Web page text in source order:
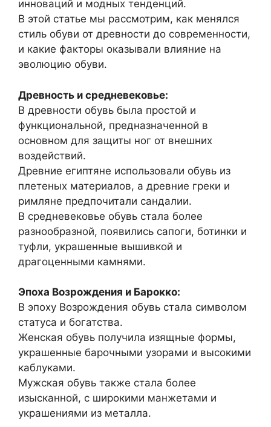
инноваций и модных тенденций.
В этой статье мы рассмотрим, как менялся
стиль обуви от древности до современности,
и какие факторы оказывали влияние на
эволюцию обуви.
Древность и средневековье:
В древности обувь была простой и
функциональной, предназначенной в
основном для защиты ног от внешних
воздействий.
Древние египтяне использовали обувь из
плетеных материалов, а древние греки и
римляне предпочитали сандалии.
В средневековье обувь стала более
разнообразной, появились сапоги, ботинки и
туфли, украшенные вышивкой и
драгоценными камнями.
Эпоха Возрождения и Барокко:
В эпоху Возрождения обувь стала символом
статуса и богатства.
Женская обувь получила изящные формы,
украшенные барочными узорами и высокими
каблуками.
Мужская обувь также стала более
изысканной, с широкими манжетами и
украшениями из металла.